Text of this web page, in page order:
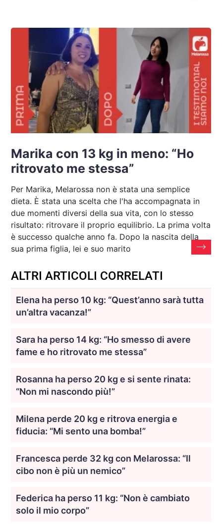
Marika con 13 kg in meno: “Ho
ritrovato me stessa”
Per Marika, Melarossa non è stata una semplice
dieta. È stata una scelta che l'ha accompagnata in
due momenti diversi della sua vita, con lo stesso
risultato: ritrovare il proprio equilibrio. La prima volta
è successo qualche anno fa. Dopo la nascita della
sua prima figlia, lei e suo marito
ALTRI ARTICOLI CORRELATI
Elena ha perso 10 kg: “Quest’anno sarà tutta
un’altra vacanza!”
Sara ha perso 14 kg: “Ho smesso di avere
fame e ho ritrovato me stessa”
Rosanna ha perso 20 kg e si sente rinata:
“Non mi nascondo più!”
Milena perde 20 kg e ritrova energia e
fiducia: “Mi sento una bomba!”
Francesca perde 32 kg con Melarossa: “Il
cibo non è più un nemico”
Federica ha perso 11 kg: “Non è cambiato
solo il mio corpo”